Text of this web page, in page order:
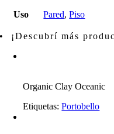
Uso Pared,Piso
• ¡Descubrí más
Organic Clay Oceanic
Etiquetas:Portobello